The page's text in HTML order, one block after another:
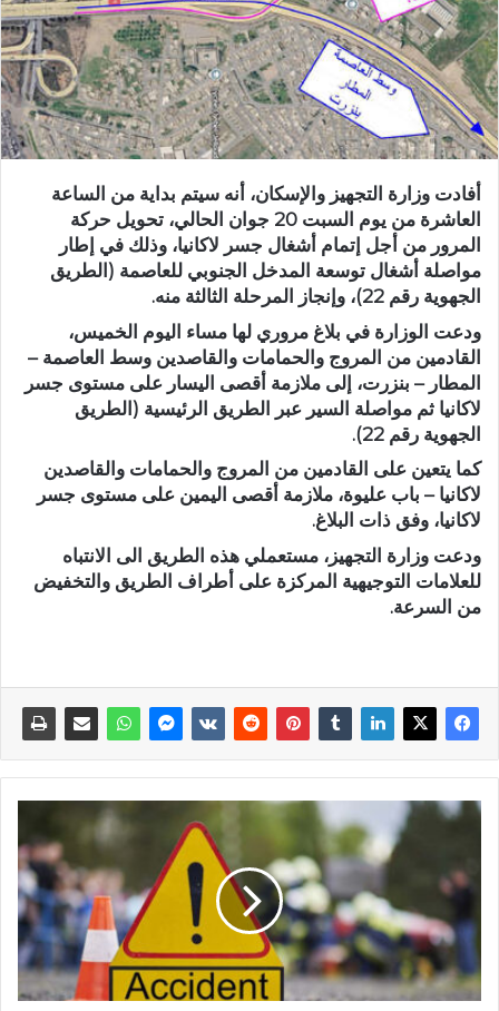
أفادت وزارة التجهيز والإسكان، أنه سيتم بداية من الساعة
العاشرة من يوم السبت 20 جوان الحالي، تحويل حركة
المرور من أجل إتمام أشغال جسر لاكانيا، وذلك في إطار
مواصلة أشغال توسعة المدخل الجنوبي للعاصمة (الطريق
الجهوية رقم 22)، وإنجاز المرحلة الثالثة منه.
ودعت الوزارة في بلاغ مروري لها مساء اليوم الخميس،
القادمين من المروج والحمامات والقاصدين وسط العاصمة –
المطار – بنزرت، إلى ملازمة أقصى اليسار على مستوى جسر
لاكانيا ثم مواصلة السير عبر الطريق الرئيسية (الطريق
الجهوية رقم 22).
كما يتعين على القادمين من المروج والحمامات والقاصدين
لاكانيا – باب عليوة، ملازمة أقصى اليمين على مستوى جسر
لاكانيا، وفق ذات البلاغ.
ودعت وزارة التجهيز، مستعملي هذه الطريق الى الانتباه
للعلامات التوجيهية المركزة على أطراف الطريق والتخفيض
من السرعة.